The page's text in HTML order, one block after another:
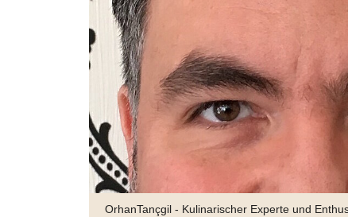
Türkische Weine gilt es zu entdecken |©Tartuffel